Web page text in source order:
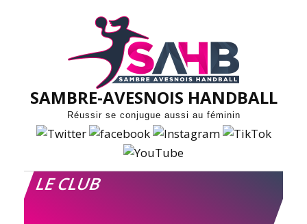
SAMBRE-AVESNOIS HANDBALL
Réussir se conjugue aussi au féminin
LE CLUB